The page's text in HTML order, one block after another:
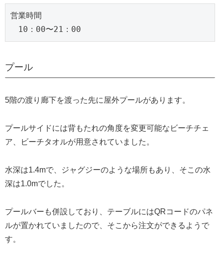
営業時間
10：00〜21：00
プール
5階の渡り廊下を渡った先に屋外プールがあります。
プールサイドには背もたれの角度を変更可能なビーチチェ
ア、ビーチタオルが用意されていました。
水深は1.4mで、ジャグジーのような場所もあり、そこの水
深は1.0mでした。
プールバーも併設しており、テーブルにはQRコードのパネ
ルが置かれていましたので、そこから注文ができるようで
す。